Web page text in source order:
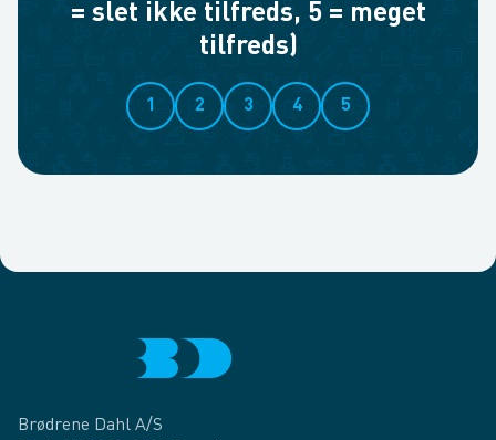
= slet ikke tilfreds, 5 = meget
tilfreds)
1 2 3 4 5
Brødrene Dahl A/S